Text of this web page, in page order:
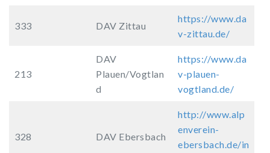
333 DAV Zittau
https://www.da
v-zittau.de/
213
DAV
Plauen/Vogtlan
d
https://www.da
v-plauen-
vogtland.de/
328 DAV Ebersbach
http://www.alp
enverein-
ebersbach.de/in